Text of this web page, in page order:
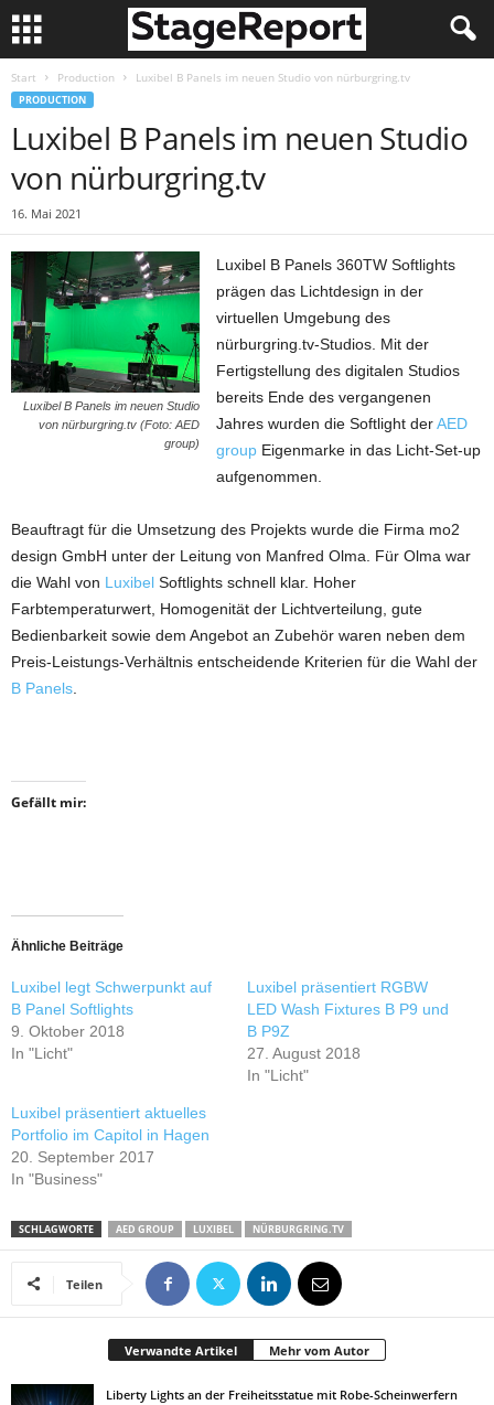
Start Production Luxibel B Panels im neuen Studio von nürburgring.tv
PRODUCTION
Luxibel B Panels im neuen Studio
von nürburgring.tv
16. Mai 2021
Luxibel B Panels im neuen Studio
von nürburgring.tv (Foto: AED
group)
Luxibel B Panels 360TW Softlights
prägen das Lichtdesign in der
virtuellen Umgebung des
nürburgring.tv-Studios. Mit der
Fertigstellung des digitalen Studios
bereits Ende des vergangenen
Jahres wurden die Softlight derAED
group Eigenmarke in das Licht-Set-up
aufgenommen.
Beauftragt für die Umsetzung des Projekts wurde die Firma mo2
design GmbH unter der Leitung von Manfred Olma. Für Olma war
die Wahl von Luxibel Softlights schnell klar. Hoher
Farbtemperaturwert, Homogenität der Lichtverteilung, gute
Bedienbarkeit sowie dem Angebot an Zubehör waren neben dem
Preis-Leistungs-Verhältnis entscheidende Kriterien für die Wahl der
B Panels
Gefällt mir:
Ähnliche Beiträge
Luxibel legt Schwerpunkt auf
B Panel Softlights
9. Oktober 2018
In "Licht"
Luxibel präsentiert RGBW
LED Wash Fixtures B P9 und
B P9Z
27. August 2018
In "Licht"
Luxibel präsentiert aktuelles
Portfolio im Capitol in Hagen
20. September 2017
In "Business"
SCHLAGWORTE AED GROUP LUXIBEL NÜRBURGRING.TV
Teilen
Verwandte Artikel Mehr vom Autor
Liberty Lights an der Freiheitsstatue mit Robe-Scheinwerfern